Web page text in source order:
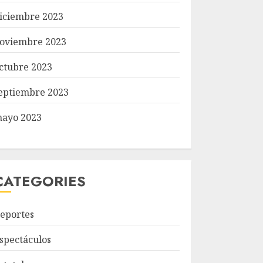
2023
2023
2023
2023
2023